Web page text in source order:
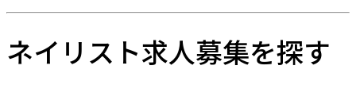
ネイリスト求人募集を探す